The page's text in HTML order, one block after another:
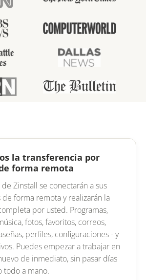
la transferencia por
forma remota
Zinstall se conectarán a sus
forma remota y realizarán la
por usted. Programas,
fotos, favoritos, correos,
perfiles, configuraciones - y
Puedes empezar a trabajar en
de inmediato, sin pasar días
todo a mano.